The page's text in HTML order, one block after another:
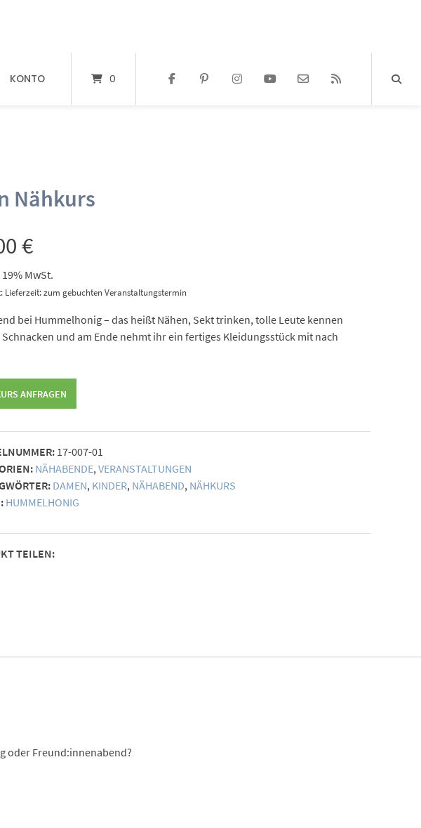
KONTO 0
Nähkurs
€
MwSt.
Lieferzeit: zum gebuchten Veranstaltungstermin
bei Hummelhonig – das heißt Nähen, Sekt trinken, tolle Leute kennen
und am Ende nehmt ihr ein fertiges Kleidungsstück mit nach
ANFRAGEN
17-007-01
NÄHABENDE,VERANSTALTUNGEN
DAMEN, KINDER, NÄHABEND, NÄHKURS
HUMMELHONIG
TEILEN:
oder Freund:innenabend?